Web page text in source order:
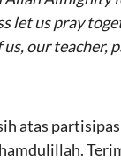
let us pray
us, our teacher,
atas